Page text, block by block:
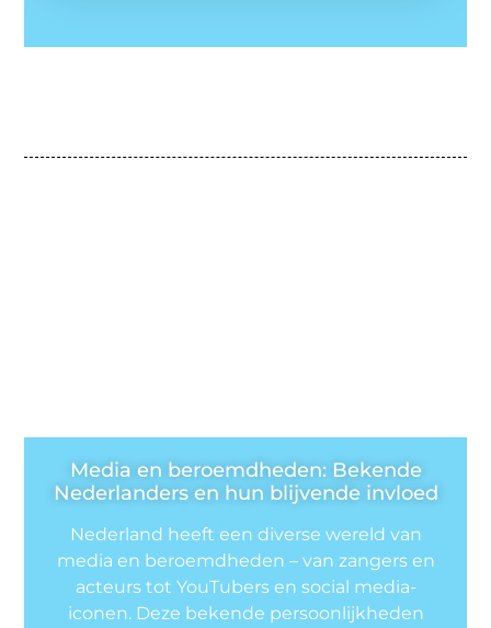
Media en beroemdheden: Bekende
Nederlanders en hun blijvende invloed
Nederland heeft een diverse wereld van
media en beroemdheden – van zangers en
acteurs tot YouTubers en social media-
iconen. Deze bekende persoonlijkheden